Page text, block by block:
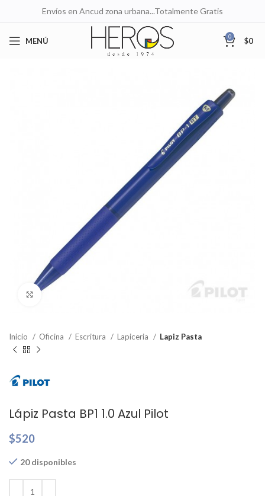
Envíos en Ancud zona urbana...Totalmente Gratis
MENÚ 0 $0
Inicio Oficina Escritura Lapiceria Lapiz Pasta
Lápiz Pasta BP1 1.0 Azul Pilot
$520
20 disponibles